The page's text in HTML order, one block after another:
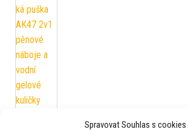
Spravovat Souhlas s cookies